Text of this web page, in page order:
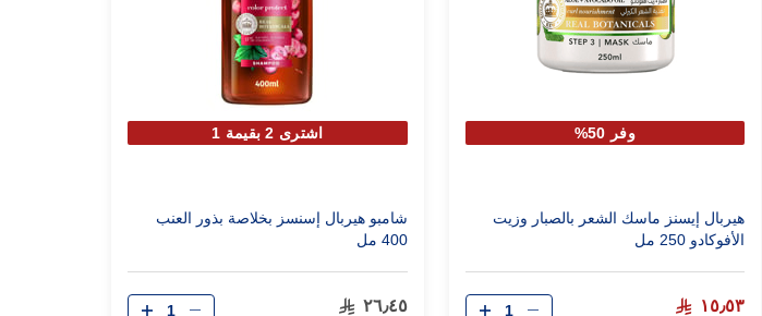
وفر 50%
هيربال إيسنز ماسك الشعر بالصبار وزيت
الأفوكادو 250 مل
١٥٫٥٣ الكمية
اشترى 2 بقيمة 1
شامبو هيربال إسنسز بخلاصة بذور العنب
400 مل
٢٦٫٤٥ الكمية